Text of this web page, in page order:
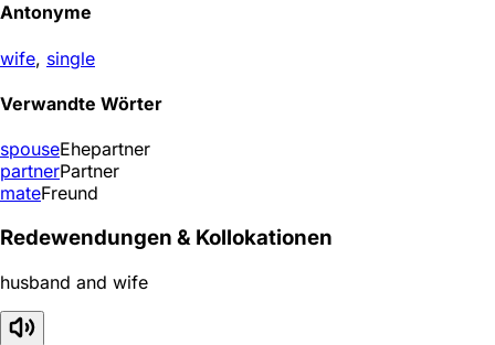
Antonyme
wife, single
Verwandte Wörter
spouseEhepartner
partnerPartner
mateFreund
Redewendungen & Kollokationen
husband and wife